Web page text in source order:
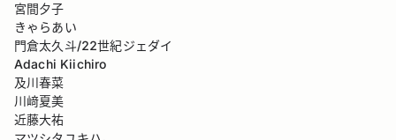
宮間夕子
きゃらあい
門倉太久斗/22世紀ジェダイ
Adachi Kiichiro
及川春菜
川﨑夏美
近藤大祐